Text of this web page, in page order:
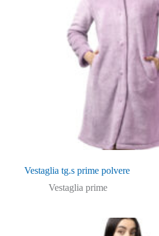
Vestaglia tg.s prime polvere
Vestaglia prime